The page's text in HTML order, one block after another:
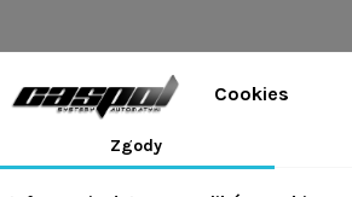
i średnich okien
AC
Cookies
Zgody